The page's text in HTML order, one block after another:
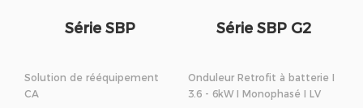
Série SBP
Solution de rééquipement
CA
Série SBP G2
Onduleur Retrofit à batterie I
3.6 - 6kW I Monophasé I LV